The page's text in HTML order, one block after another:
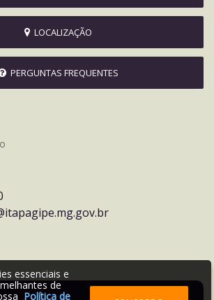
LOCALIZAÇÃO
PERGUNTAS FREQUENTES
essenciais e
de
Política de